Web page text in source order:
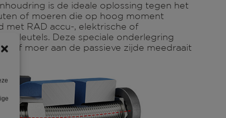
is de ideale oplossing tegen het
of moeren die op hoog moment
met RAD accu-, elektrische of
Deze speciale onderlegring
of moer aan de passieve zijde meedraait